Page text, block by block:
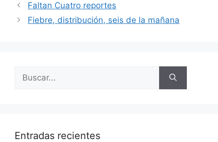
Faltan Cuatro reportes
Fiebre, distribución, seis de la mañana
Buscar:
Entradas recientes